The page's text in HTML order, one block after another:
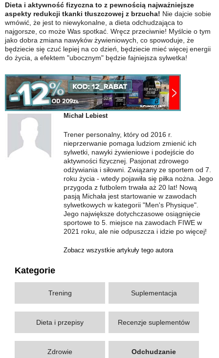
Kategorie
Trening Suplementacja
Dieta i przepisy Recenzje suplementów
Zdrowie Odchudzanie
Dieta i aktywność fizyczna to z pewnością najważniejsze
aspekty redukcji tkanki tłuszczowej z brzucha! Nie dajcie sobie
wmówić, że jest to niewykonalne, a dieta odchudzająca to
najgorsze, co może Was spotkać. Wręcz przeciwnie! Myślcie o tym
jako dobra zmiana nawyków żywieniowych, co spowoduje, że
będziecie się czuć lepiej na co dzień, będziecie mieć więcej energii
do życia, a efektem "ubocznym" będzie fajniejsza sylwetka!
Michał Lebiest
Trener personalny, który od 2016 r.
nieprzerwanie pomaga ludziom zmienić ich
sylwetki, nawyki żywieniowe i podejście do
aktywności fizycznej. Pasjonat zdrowego
odżywiania i siłowni. Związany ze sportem od 7.
roku życia - wtedy pojawiła się piłka nożna. Jego
przygoda z futbolem trwała aż 20 lat! Nową
pasją Michała jest startowanie w zawodach
sylwetkowych w kategorii "Men's Physique".
Jego największe dotychczasowe osiągnięcie
sportowe to 5. miejsce na zawodach FIWE w
2021 roku, ale nie odpuszcza i idzie po więcej!
Zobacz wszystkie artykuły tego autora